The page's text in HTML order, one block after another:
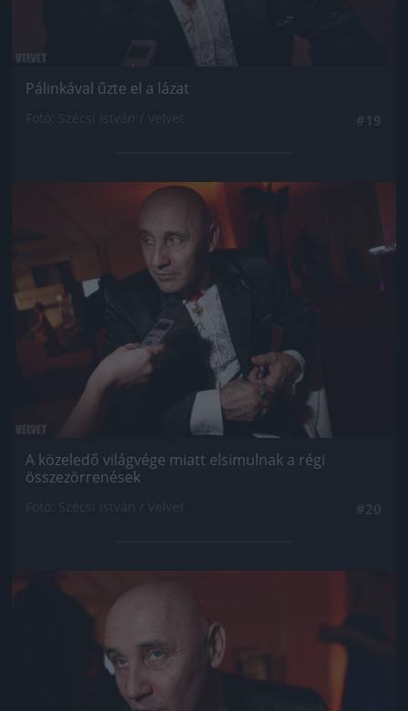
Pálinkával űzte el a lázat
Jön még kép!
A közeledő világvége miatt elsimulnak a régi
összezörrenések
Jön még kép!